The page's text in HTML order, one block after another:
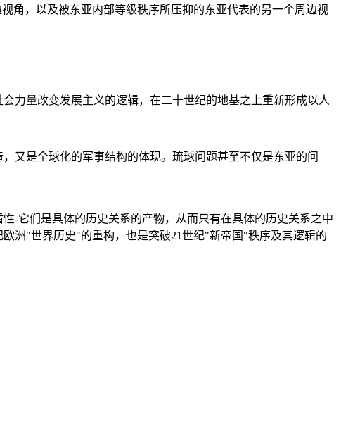
角，以及被东亚内部等级秩序所压抑的东亚代表的另一个周边视
力量改变发展主义的逻辑，在二十世纪的地基之上重新形成以人
又是全球化的军事结构的体现。琉球问题甚至不仅是东亚的问
-它们是具体的历史关系的产物，从而只有在具体的历史关系之中
洲"世界历史"的重构，也是突破21世纪"新帝国"秩序及其逻辑的